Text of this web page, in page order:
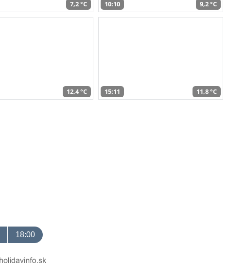
7,2 °C 10:10 9,2 °C
12,4 °C 15:11 11,8 °C
18:00